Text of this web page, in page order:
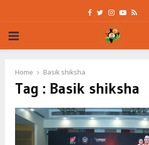
Facebook
Twitter
Instagram
Youtube
Rss
PRIMARY
Home Basik shiksha
Tag : Basik shiksha